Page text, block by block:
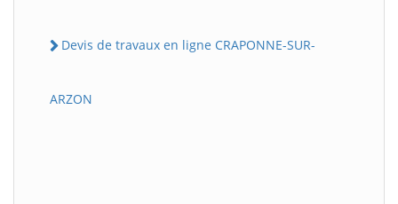
Devis de travaux en ligne CRAPONNE-SUR-
ARZON